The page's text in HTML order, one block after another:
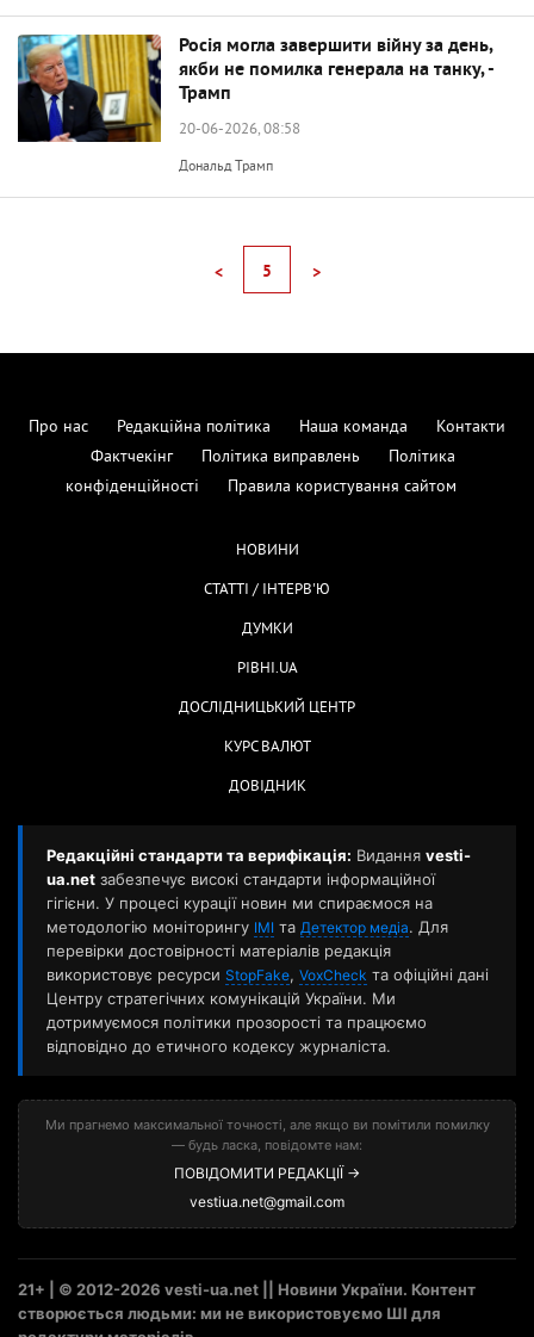
Росія могла завершити війну за день,
якби не помилка генерала на танку, -
Трамп
20-06-2026, 08:58
Дональд Трамп
< 5 >
Про нас Редакційна політика Наша команда
Контакти
Фактчекінг
Політика виправлень
Політика
конфіденційності
Правила користування сайтом
НОВИНИ
СТАТТІ / ІНТЕРВ'Ю
ДУМКИ
РІВНІ.UA
ДОСЛІДНИЦЬКИЙ ЦЕНТР
КУРС ВАЛЮТ
ДОВІДНИК
Редакційні стандарти та верифікація: Видання vesti-
ua.net забезпечує високі стандарти інформаційної
гігієни. У процесі курації новин ми спираємося на
методологію моніторингу ІМІ та Детектор медіа. Для
перевірки достовірності матеріалів редакція
використовує ресурси StopFake, VoxCheck та офіційні дані
Центру стратегічних комунікацій України. Ми
дотримуємося політики прозорості та працюємо
відповідно до етичного кодексу журналіста.
Ми прагнемо максимальної точності, але якщо ви помітили помилку
— будь ласка, повідомте нам:
ПОВІДОМИТИ РЕДАКЦІЇ →
vestiua.net@gmail.com
21+ | © 2012-2026 vesti-ua.net || Новини України. Контент
створюється людьми: ми не використовуємо ШІ для